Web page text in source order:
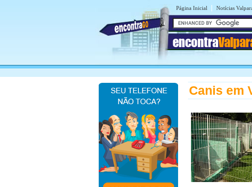
Página Inicial | Notícias
encontra
Canis em